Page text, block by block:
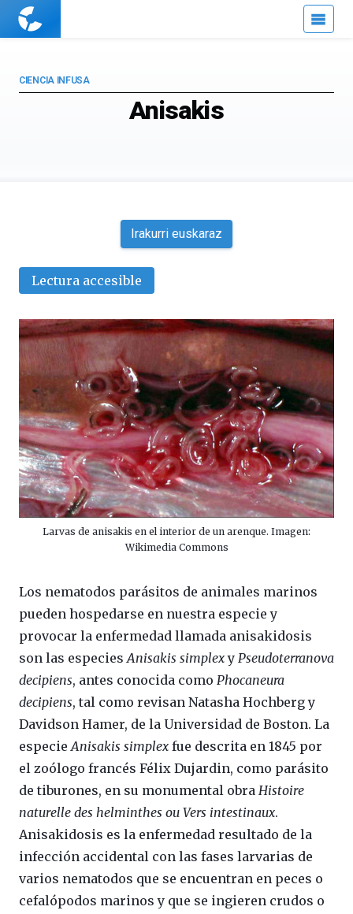
Cuaderno
Anisakis
CIENCIA INFUSA
Irakurri euskaraz
Lectura accesible
Larvas de anisakis en el interior de un arenque. Imagen:
Wikimedia Commons
Los nematodos parásitos de animales marinos
pueden hospedarse en nuestra especie y
provocar la enfermedad llamada anisakidosis
son las especiesAnisakis simplexy Pseudoterranova
decipiens, antes conocida como Phocaneura
decipiens, tal como revisan Natasha Hochberg y
Davidson Hamer, de la Universidad de Boston. La
especieAnisakis simplex fue descrita en 1845 por
el zoólogo francés Félix Dujardin, como parásito
de tiburones, en su monumental obra Histoire
naturelle des helminthes ou Vers intestinaux.
Anisakidosis es la enfermedad resultado de la
infección accidental con las fases larvarias de
varios nematodos que se encuentran en peces o
cefalópodos marinos y que se ingieren crudos o